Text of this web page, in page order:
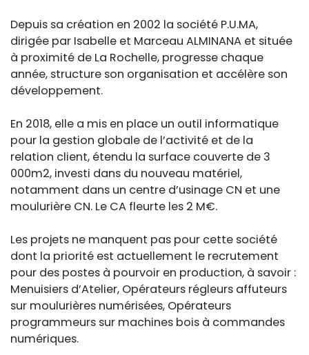
Depuis sa création en 2002 la société P.U.MA,
dirigée par Isabelle et Marceau ALMINANA et située
à proximité de La Rochelle, progresse chaque
année, structure son organisation et accélère son
développement.
En 2018, elle a mis en place un outil informatique
pour la gestion globale de l’activité et de la
relation client, étendu la surface couverte de 3
000m2, investi dans du nouveau matériel,
notamment dans un centre d’usinage CN et une
moulurière CN. Le CA fleurte les 2 M€.
Les projets ne manquent pas pour cette société
dont la priorité est actuellement le recrutement
pour des postes à pourvoir en production, à savoir :
Menuisiers d’Atelier, Opérateurs régleurs affuteurs
sur moulurières numérisées, Opérateurs
programmeurs sur machines bois à commandes
numériques.